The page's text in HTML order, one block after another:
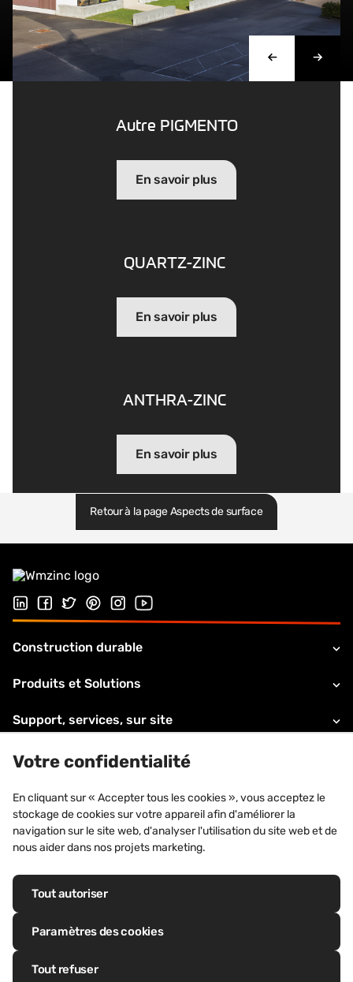
Autre PIGMENTO
En savoir plus
QUARTZ-ZINC
En savoir plus
ANTHRA-ZINC
En savoir plus
Retour à la page Aspects de surface
Suivez-nous sur LinkedIn
Suivez-nous sur Facebook
Follow us on Twitter
Suivez-nous sur Pinterest
Suivez-nous sur Instagram
Visiter notre chaîne Youtube
Construction durable
Produits et Solutions
Support, services, sur site
A propos de VMZINC
Informations légales
Contacts
ANTHRA-ZINC®, PIGMENTO®, AZENGAR®, ADEKA®, PRO-ZINC®,
MOZAIK®
Votre confidentialité
En cliquant sur « Accepter tous les cookies », vous acceptez le
stockage de cookies sur votre appareil afin d'améliorer la
navigation sur le site web, d'analyser l'utilisation du site web et de
nous aider dans nos projets marketing.
Tout autoriser
Paramètres des cookies
Tout refuser